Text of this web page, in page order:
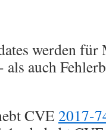
werden für
auch
CVE 2017-